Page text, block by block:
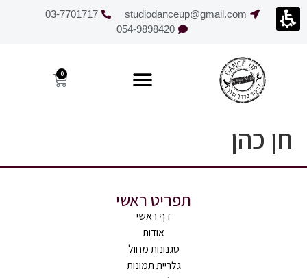
תחילתו
של
לאזור
מרכזי
studiodanceup@gmail.com
03-7701717
054-9898420
0
חן כהן
תפריט ראשי
דף ראשי
אודות
סגנונות מחול
גלריית תמונות